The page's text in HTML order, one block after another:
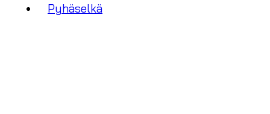
Pyhäselkä